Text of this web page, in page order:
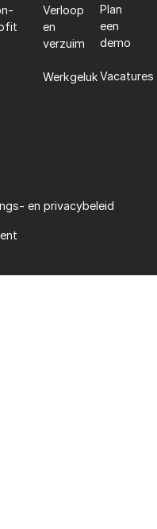
Verloop
en
verzuim
Werkgeluk
Plan
een
demo
Vacatures
en privacybeleid